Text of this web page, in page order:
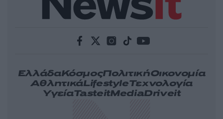
ΕλλάδαΚόσμοςΠολιτικήΟικονομία
ΑθλητικάLifestyleΤεχνολογία
ΥγείαTasteitMediaDriveit